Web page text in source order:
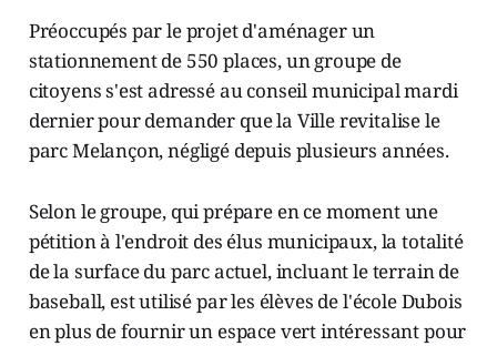
Préoccupés par le projet d'aménager un
stationnement de 550 places, un groupe de
citoyens s'est adressé au conseil municipal mardi
dernier pour demander que la Ville revitalise le
parc Melançon, négligé depuis plusieurs années.
Selon le groupe, qui prépare en ce moment une
pétition à l'endroit des élus municipaux, la totalité
de la surface du parc actuel, incluant le terrain de
baseball, est utilisé par les élèves de l'école Dubois
en plus de fournir un espace vert intéressant pour